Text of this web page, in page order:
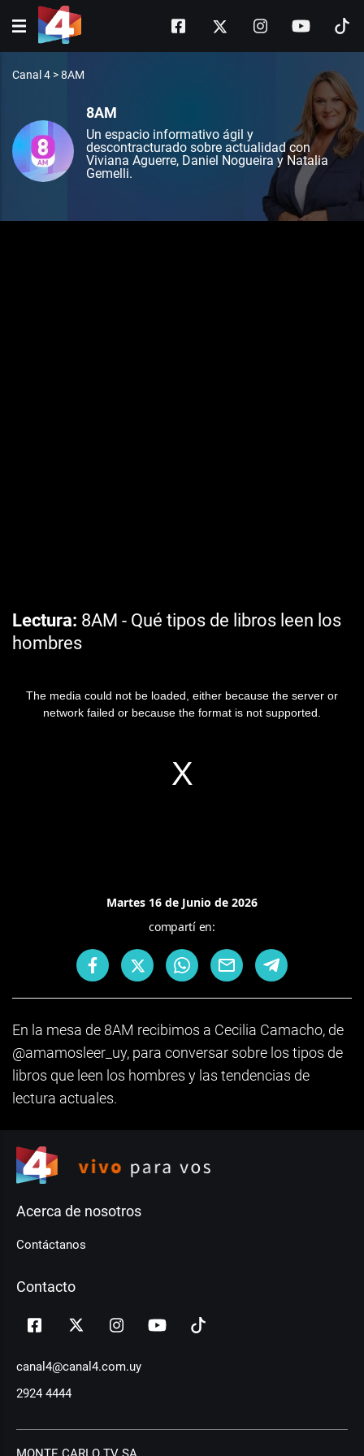
Canal 4 >8AM
8AM
Un espacio informativo ágil y
descontracturado sobre actualidad con
Viviana Aguerre, Daniel Nogueira y Natalia
Gemelli.
Lectura 8AM - Qué tipos de libros leen los
hombres
The media could not be loaded, either because the server or
network failed or because the format is not supported.
Martes 16 de Junio de 2026
compartí en:
En la mesa de 8AM recibimos a Cecilia Camacho, de
@amamosleer_uy, para conversar sobre los tipos de
libros que leen los hombres y las tendencias de
lectura actuales.
Acerca de nosotros
Contáctanos
Contacto
canal4@canal4.com.uy
2924 4444